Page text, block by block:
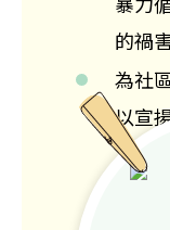
的禍
為社
以宣